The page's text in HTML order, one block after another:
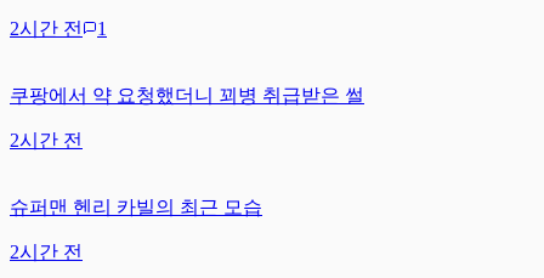
2시간 전 1
쿠팡에서 약 요청했더니 꾀병 취급받은 썰
2시간 전
슈퍼맨 헨리 카빌의 최근 모습
2시간 전